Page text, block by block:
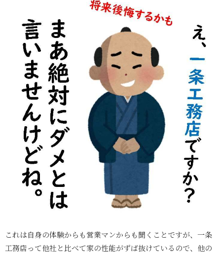
これは自身の体験からも営業マンからも聞くことですが、一条
工務店って他社と比べて家の性能がずば抜けているので、他の